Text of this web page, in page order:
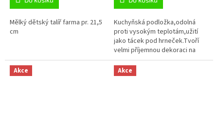
Mělký dětský talíř farma pr. 21,5
cm
Kuchyňská podložka,odolná
proti vysokým teplotám,užití
jako tácek pod hrneček.Tvoří
velmi příjemnou dekoraci na
Vašem stole.
Akce Akce